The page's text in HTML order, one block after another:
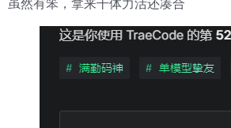
虽然有笨，拿来干体力活还凑合